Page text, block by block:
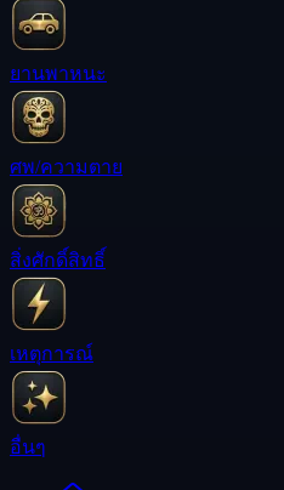
ยานพาหนะ
ศพ/ความตาย
สิ่งศักดิ์สิทธิ์
เหตุการณ์
อื่นๆ